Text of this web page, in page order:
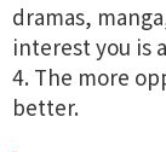
dramas,
interest you is
4. The more
better.